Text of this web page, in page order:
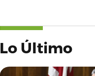
Lo Último